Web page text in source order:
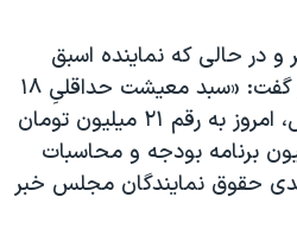
و در حالی که نماینده اسبق
کارگران در شورای عالی کار گفت: «سبد معیشت حداقلیِ ۱۸
میلیون تومانیِ ابتدای سال، امروز به رقم ۲۱ میلیون تومان
برنامه بودجه و محاسبات
افزایش ۲۰ درصدی حقوق نمایندگان مجلس خبر